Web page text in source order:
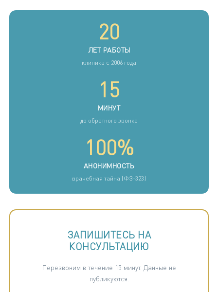
20
ЛЕТ РАБОТЫ
клиника с 2006 года
15
МИНУТ
до обратного звонка
100%
АНОНИМНОСТЬ
врачебная тайна (ФЗ-323)
ЗАПИШИТЕСЬ НА
КОНСУЛЬТАЦИЮ
Перезвоним в течение 15 минут. Данные не
публикуются.